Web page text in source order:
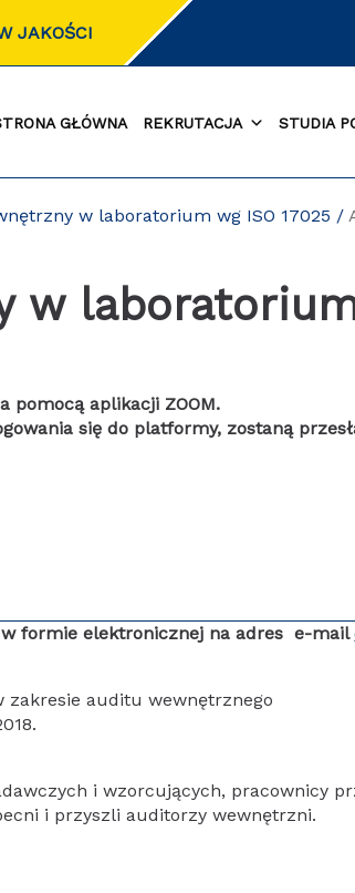
JAKOŚCI
GŁÓWNA REKRUTACJA STUDIA
w laboratorium wg ISO 17025 /
laboratorium
pomocą aplikacji ZOOM.
się do platformy, zostaną
w formie elektronicznej na adres e-mail
zakresie auditu wewnętrznego
i wzorcujących, pracownicy
i przyszli auditorzy wewnętrzni.